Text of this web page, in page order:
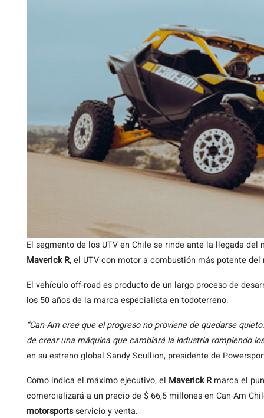
El segmento de los UTV en Chile se rinde ante la llegada del
Maverick R, el UTV con motor a combustión más potente del
El vehículo off-road es producto de un largo proceso de
los 50 años de la marca especialista en todoterreno.
“Can-Am cree que el progreso no proviene de quedarse
de crear una máquina que cambiará la industria rompiendo
en su estreno global Sandy Scullion, presidente de
Como indica el máximo ejecutivo, el Maverick Rmarca el
comercializará a un precio de $ 66,5 millones en Can-Am
motorsportsservicio y venta.